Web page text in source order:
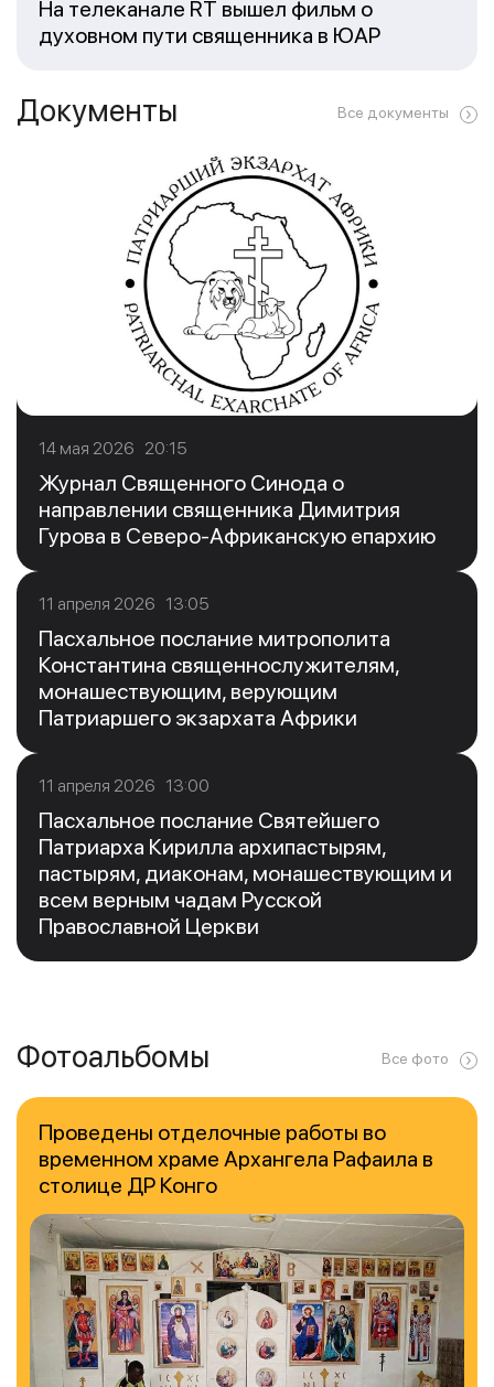
На телеканале RT вышел фильм о
духовном пути священника в ЮАР
Документы Все документы
14 мая 2026 20:15
Журнал Священного Синода о
направлении священника Димитрия
Гурова в Северо-Африканскую епархию
11 апреля 2026 13:05
Пасхальное послание митрополита
Константина священнослужителям,
монашествующим, верующим
Патриаршего экзархата Африки
11 апреля 2026 13:00
Пасхальное послание Святейшего
Патриарха Кирилла архипастырям,
пастырям, диаконам, монашествующим и
всем верным чадам Русской
Православной Церкви
Фотоальбомы Все фото
Проведены отделочные работы во
временном храме Архангела Рафаила в
столице ДР Конго